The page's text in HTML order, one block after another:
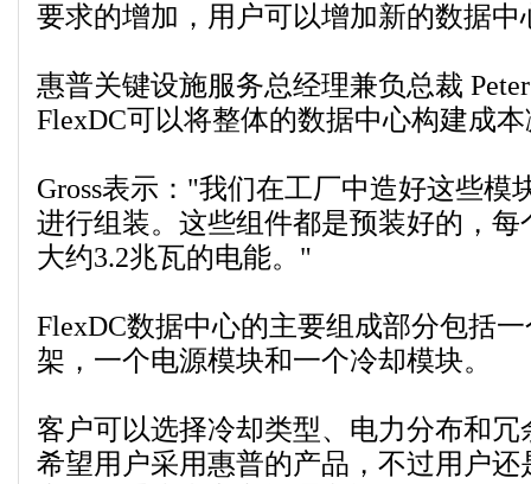
要求的增加，用户可以增加新的数据中
惠普关键设施服务总经理兼负总裁
FlexDC可以将整体的数据中心构建成
Gross表示："我们在工厂中造好这些模
进行组装。这些组件都是预装好的，每
大约3.2兆瓦的电能。"
FlexDC数据中心的主要组成部分包括
架，一个电源模块和一个冷却模块。
客户可以选择冷却类型、电力分布和
希望用户采用惠普的产品，不过用户还